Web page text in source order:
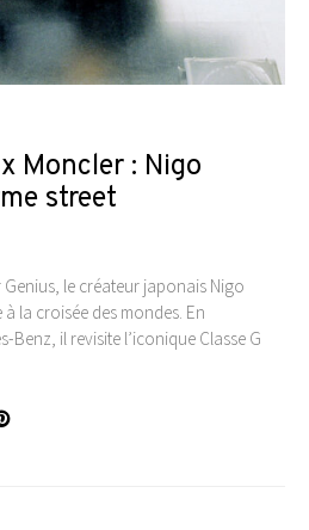
Moncler : Nigo
street
le créateur japonais Nigo
la croisée des mondes. En
il revisite l’iconique Classe G